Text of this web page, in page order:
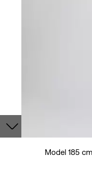
Model 185